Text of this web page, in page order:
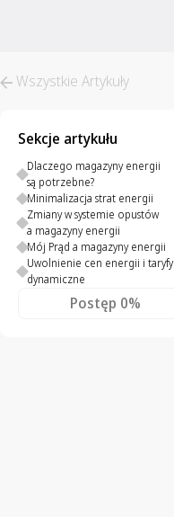
Wszystkie Artykuły
Sekcje artykułu
Dlaczego magazyny energii
są potrzebne?
Minimalizacja strat energii
Zmiany w systemie opustów
a magazyny energii
Mój Prąd a magazyny energii
Uwolnienie cen energii i taryfy
dynamiczne
Postęp 0%